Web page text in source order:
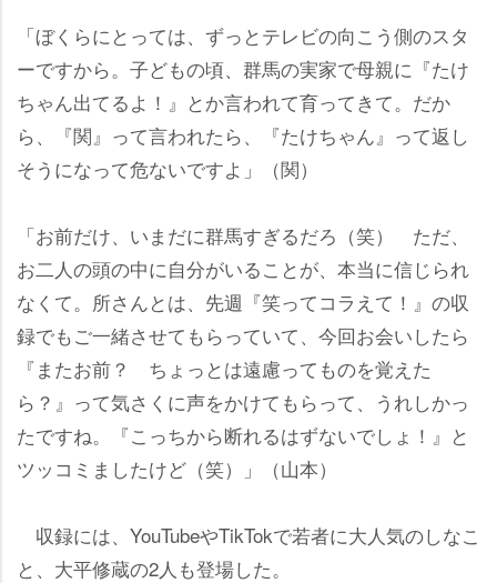
「ぼくらにとっては、ずっとテレビの向こう側のスタ
ーですから。子どもの頃、群馬の実家で母親に『たけ
ちゃん出てるよ！』とか言われて育ってきて。だか
ら、『関』って言われたら、『たけちゃん』って返し
そうになって危ないですよ」（関）
「お前だけ、いまだに群馬すぎるだろ（笑） ただ、
お二人の頭の中に自分がいることが、本当に信じられ
なくて。所さんとは、先週『笑ってコラえて！』の収
録でもご一緒させてもらっていて、今回お会いしたら
『またお前？ ちょっとは遠慮ってものを覚えた
ら？』って気さくに声をかけてもらって、うれしかっ
たですね。『こっちから断れるはずないでしょ！』と
ツッコミましたけど（笑）」（山本）
収録には、YouTubeやTikTokで若者に大人気のしなこ
と、大平修蔵の2人も登場した。